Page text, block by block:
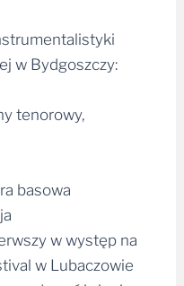
w Bydgoszczy:
tenorowy,
basowa
w występ na
w Lubaczowie